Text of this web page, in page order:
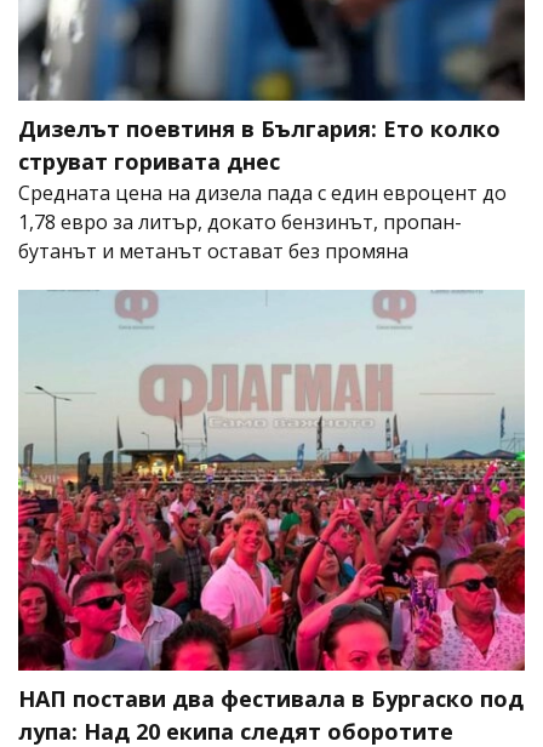
Дизелът поевтиня в България: Ето колко
струват горивата днес
Средната цена на дизела пада с един евроцент до
1,78 евро за литър, докато бензинът, пропан-
бутанът и метанът остават без промяна
НАП постави два фестивала в Бургаско под
лупа: Над 20 екипа следят оборотите